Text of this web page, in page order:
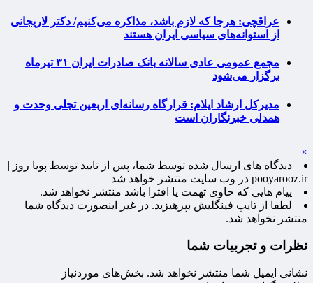
عراقچی: هرجا که لازم باشد، مذاکره می‌کنیم/ دکتر لاریجانی
از استوانه‌های سیاسی ایران هستند
مجمع عمومی عادی سالانه بانک صادرات ایران ۳۱ تیرماه
برگزار می‌شود
مدیرکل ارشاد ایلام: قرارگاه رسانه‌ای اربعین تجلی وحدت و
همدلی خبرنگاران است
×
دیدگاه های ارسال شده توسط شما، پس از تایید توسط پویا روز |
pooyarooz.ir در وب سایت منتشر خواهد شد
پیام هایی که حاوی تهمت یا افترا باشد منتشر نخواهد شد.
لطفا از تایپ فینگلیش بپرهیزید. در غیر اینصورت دیدگاه شما
منتشر نخواهد شد.
نظرات و تجربیات شما
نشانی ایمیل شما منتشر نخواهد شد. بخش‌های موردنیاز